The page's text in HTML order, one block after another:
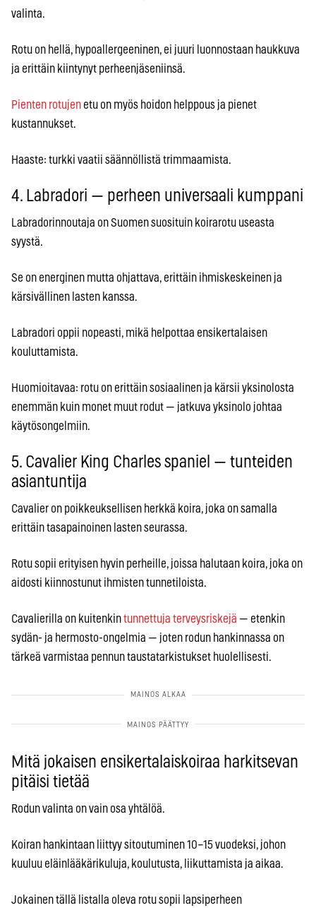
valinta.
Rotu on hellä, hypoallergeeninen, ei juuri luonnostaan haukkuva
ja erittäin kiintynyt perheenjäseniinsä.
Pienten rotujen etu on myös hoidon helppous ja pienet
kustannukset.
Haaste: turkki vaatii säännöllistä trimmaamista.
4. Labradori — perheen universaali kumppani
Labradorinnoutaja on Suomen suosituin koirarotu useasta
syystä.
Se on energinen mutta ohjattava, erittäin ihmiskeskeinen ja
kärsivällinen lasten kanssa.
Labradori oppii nopeasti, mikä helpottaa ensikertalaisen
kouluttamista.
Huomioitavaa: rotu on erittäin sosiaalinen ja kärsii yksinolosta
enemmän kuin monet muut rodut — jatkuva yksinolo johtaa
käytösongelmiin.
5. Cavalier King Charles spaniel — tunteiden
asiantuntija
Cavalier on poikkeuksellisen herkkä koira, joka on samalla
erittäin tasapainoinen lasten seurassa.
Rotu sopii erityisen hyvin perheille, joissa halutaan koira, joka on
aidosti kiinnostunut ihmisten tunnetiloista.
Cavalierilla on kuitenkintunnettuja terveysriskejä — etenkin
sydän- ja hermosto-ongelmia — joten rodun hankinnassa on
tärkeä varmistaa pennun taustatarkistukset huolellisesti.
Mitä jokaisen ensikertalaiskoiraa harkitsevan
pitäisi tietää
Rodun valinta on vain osa yhtälöä.
Koiran hankintaan liittyy sitoutuminen 10–15 vuodeksi, johon
kuuluu eläinlääkärikuluja, koulutusta, liikuttamista ja aikaa.
Jokainen tällä listalla oleva rotu sopii lapsiperheen